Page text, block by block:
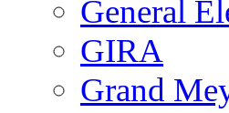
General
GIRA
Grand